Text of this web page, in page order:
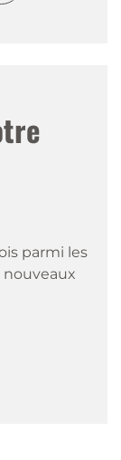
parmi les
nouveaux